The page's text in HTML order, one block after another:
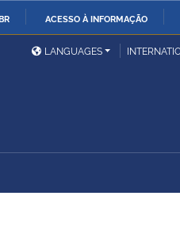
ACESSO À INFORMAÇÃO
Ministério das Relações
ExterioresLANGUAGES